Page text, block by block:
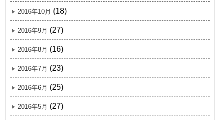
2016年10月 (18)
2016年9月 (27)
2016年8月 (16)
2016年7月 (23)
2016年6月 (25)
2016年5月 (27)